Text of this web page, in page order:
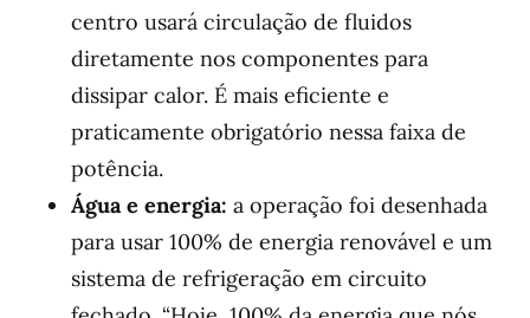
centro usará circulação de fluidos
diretamente nos componentes para
dissipar calor. É mais eficiente e
praticamente obrigatório nessa faixa de
potência.
Água e energia: a operação foi desenhada
para usar 100% de energia renovável e um
sistema de refrigeração em circuito